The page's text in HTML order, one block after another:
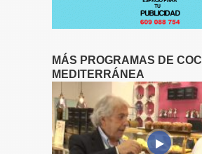
MÁS PROGRAMAS DE
MEDITERRÁNEA